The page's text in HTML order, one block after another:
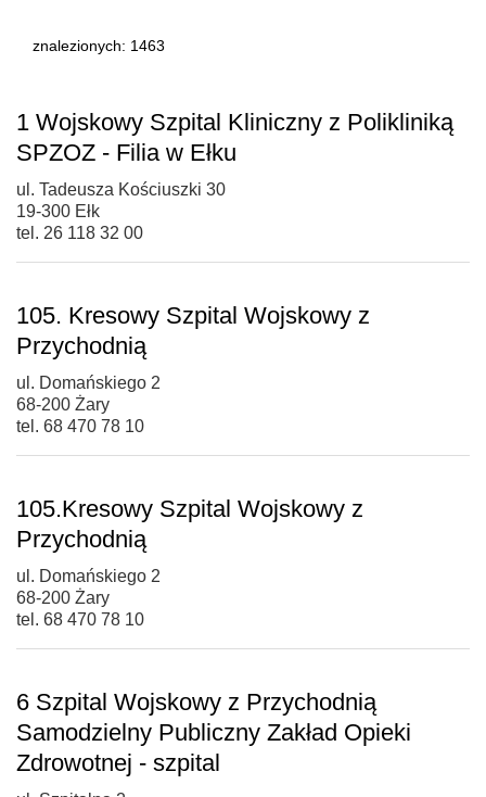
znalezionych: 1463
1 Wojskowy Szpital Kliniczny z Polikliniką
SPZOZ - Filia w Ełku
ul. Tadeusza Kościuszki 30
19-300 Ełk
tel. 26 118 32 00
105. Kresowy Szpital Wojskowy z
Przychodnią
ul. Domańskiego 2
68-200 Żary
tel. 68 470 78 10
105.Kresowy Szpital Wojskowy z
Przychodnią
ul. Domańskiego 2
68-200 Żary
tel. 68 470 78 10
6 Szpital Wojskowy z Przychodnią
Samodzielny Publiczny Zakład Opieki
Zdrowotnej - szpital